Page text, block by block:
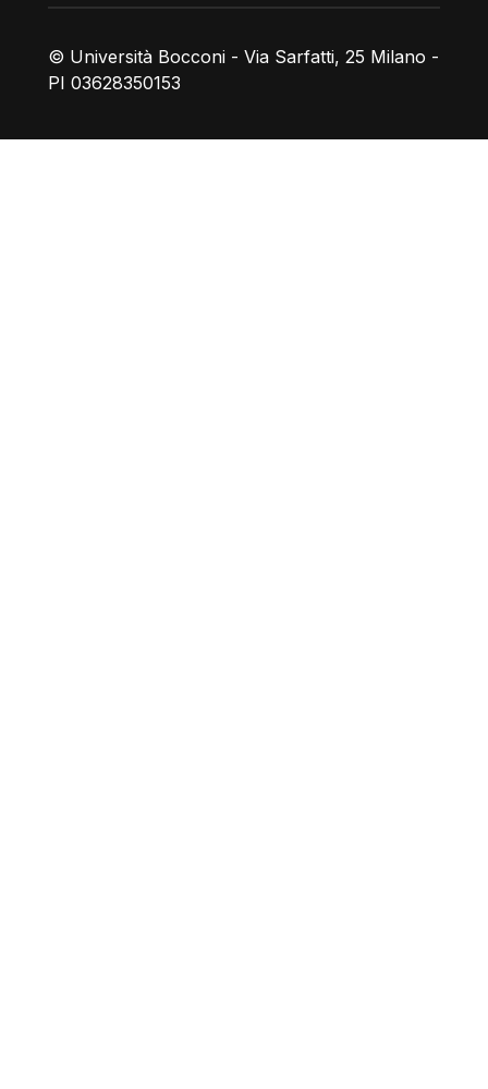
© Università Bocconi - Via Sarfatti, 25 Milano -
PI 03628350153